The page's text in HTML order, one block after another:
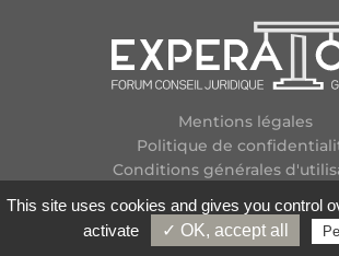
Mentions légales
Politique de
Conditions générales
Contactez-nous
Flux RSS
This site uses cookies and gives you control
activate
✓ OK, accept all